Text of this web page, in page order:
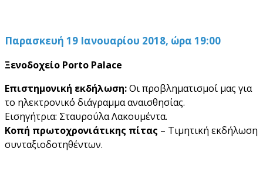
Παρασκευή 19 Ιανουαρίου 2018, ώρα 19:00
Ξενοδοχείο Porto Palace
Επιστημονική εκδήλωση:Οι προβληματισμοί μας για
το ηλεκτρονικό διάγραμμα αναισθησίας.
Εισηγήτρια: Σταυρούλα Λακουμέντα.
Κοπή πρωτοχρονιάτικης πίτας – Τιμητική εκδήλωση
συνταξιοδοτηθέντων.